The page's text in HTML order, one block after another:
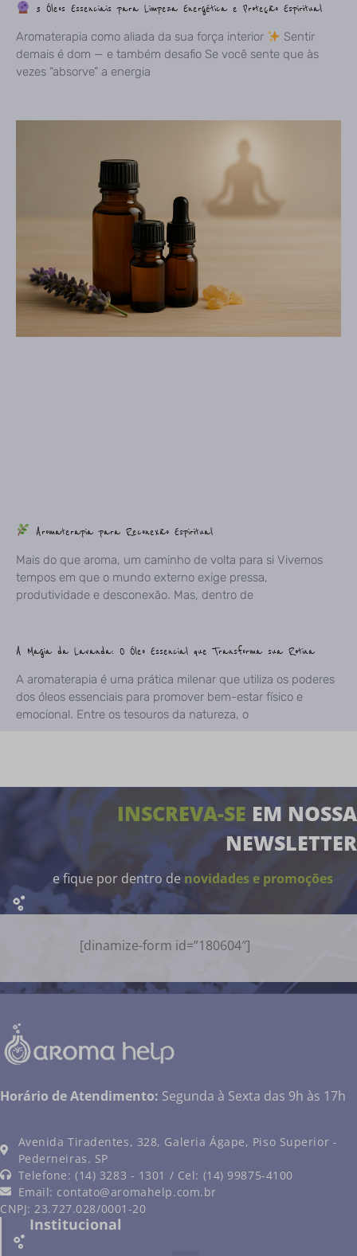
3 Óleos Essenciais para Limpeza Energética e Proteção Espiritual
Aromaterapia como aliada da sua força interior
Sentir
demais é dom — e também desafio Se você sente que às
vezes “absorve” a energia
Aromaterapia para Reconexão Espiritual
Mais do que aroma, um caminho de volta para si Vivemos
tempos em que o mundo externo exige pressa,
produtividade e desconexão. Mas, dentro de
A Magia da Lavanda: O Óleo Essencial que Transforma sua Rotina
A aromaterapia é uma prática milenar que utiliza os poderes
dos óleos essenciais para promover bem-estar físico e
emocional. Entre os tesouros da natureza, o
INSCREVA-SE EM NOSSA
NEWSLETTER
e fique por dentro de novidades e promoções
[dinamize-form id=”180604″]
Horário de Atendimento: Segunda à Sexta das 9h às 17h
Avenida Tiradentes, 328, Galeria Ágape, Piso Superior -
Pederneiras. SP
Telefone: (14) 3283 - 1301 / Cel: (14) 99875-4100
Email: contato@aromahelp.com.br
CNPJ: 23.727.028/0001-20
Institucional